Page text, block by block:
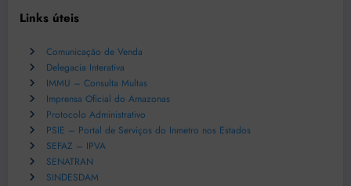
Links úteis
Comunicação de Venda
Delegacia Interativa
IMMU – Consulta Multas
Imprensa Oficial do Amazonas
Protocolo Administrativo
PSIE – Portal de Serviços do Inmetro nos Estados
SEFAZ – IPVA
SENATRAN
SINDESDAM